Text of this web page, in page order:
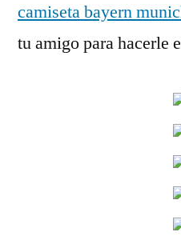
camiseta bayern
tu amigo para hacerle